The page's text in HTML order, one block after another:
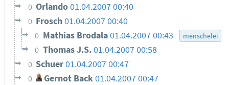
0 Orlando01.04.2007 00:40
0 Frosch01.04.2007 00:40
0 Mathias Brodala01.04.2007 00:43 menschelei
0 Thomas J.S.01.04.2007 00:58
0 Schuer01.04.2007 00:47
0 Gernot Back01.04.2007 00:47